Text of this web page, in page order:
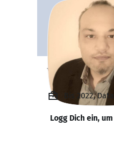
Yannis
Bis 2022,
Logg Dich ein,